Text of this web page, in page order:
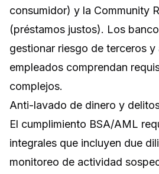
consumidor) y la Community
(préstamos justos). Los
gestionar riesgo de terceros y
empleados comprendan
complejos.
Anti-lavado de dinero y
El cumplimiento BSA/AML
integrales que incluyen due
monitoreo de actividad